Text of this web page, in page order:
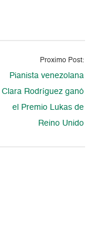
Proximo Post:
Pianista venezolana
Clara Rodríguez ganó
el Premio Lukas de
Reino Unido